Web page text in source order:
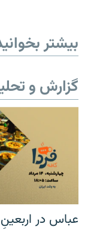
بیشتر
گزارش و
عباس در